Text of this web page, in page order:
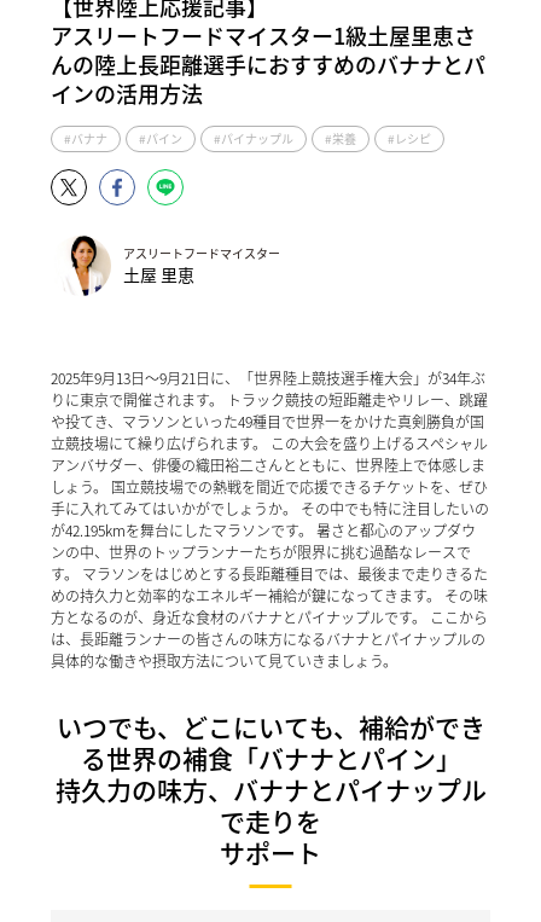
【世界陸上応援記事】
アスリートフードマイスター1級土屋里恵さ
んの陸上長距離選手におすすめのバナナとパ
インの活用方法
#バナナ #パイン #パイナップル #栄養 #レシピ
アスリートフードマイスター
土屋 里恵
2025年9月13日～9月21日に、「世界陸上競技選手権大会」が34年ぶ
りに東京で開催されます。 トラック競技の短距離走やリレー、跳躍
や投てき、マラソンといった49種目で世界一をかけた真剣勝負が国
立競技場にて繰り広げられます。 この大会を盛り上げるスペシャル
アンバサダー、俳優の織田裕二さんとともに、世界陸上で体感しま
しょう。 国立競技場での熱戦を間近で応援できるチケットを、ぜひ
手に入れてみてはいかがでしょうか。 その中でも特に注目したいの
が42.195kmを舞台にしたマラソンです。 暑さと都心のアップダウ
ンの中、世界のトップランナーたちが限界に挑む過酷なレースで
す。 マラソンをはじめとする長距離種目では、最後まで走りきるた
めの持久力と効率的なエネルギー補給が鍵になってきます。 その味
方となるのが、身近な食材のバナナとパイナップルです。 ここから
は、長距離ランナーの皆さんの味方になるバナナとパイナップルの
具体的な働きや摂取方法について見ていきましょう。
いつでも、どこにいても、補給ができ
る世界の補食「バナナとパイン」
持久力の味方、バナナとパイナップル
で走りを
サポート